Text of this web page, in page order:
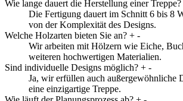
Wie lange dauert die Herstellung einer Treppe?
Die Fertigung dauert im Schnitt 6 bis 8
von der Komplexität des Designs.
Welche Holzarten bieten Sie an? + -
Wir arbeiten mit Hölzern wie Eiche,
weiteren hochwertigen Materialien.
Sind individuelle Designs möglich? + -
Ja, wir erfüllen auch außergewöhnliche
eine einzigartige Treppe.